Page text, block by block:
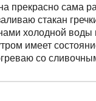
прекрасно сама
стакан
холодной воды
имеет
со